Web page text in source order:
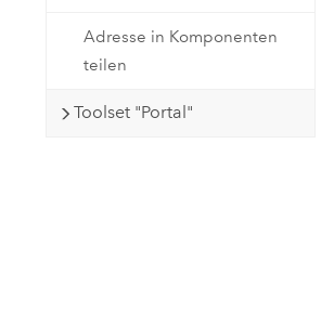
Adresse in Komponenten
teilen
Toolset "Portal"